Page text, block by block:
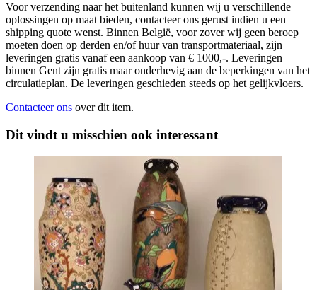
Voor verzending naar het buitenland kunnen wij u verschillende
oplossingen op maat bieden, contacteer ons gerust indien u een
shipping quote wenst. Binnen België, voor zover wij geen beroep
moeten doen op derden en/of huur van transportmateriaal, zijn
leveringen gratis vanaf een aankoop van € 1000,-. Leveringen
binnen Gent zijn gratis maar onderhevig aan de beperkingen van het
circulatieplan. De leveringen geschieden steeds op het gelijkvloers.
Contacteer ons over dit item.
Dit vindt u misschien ook interessant